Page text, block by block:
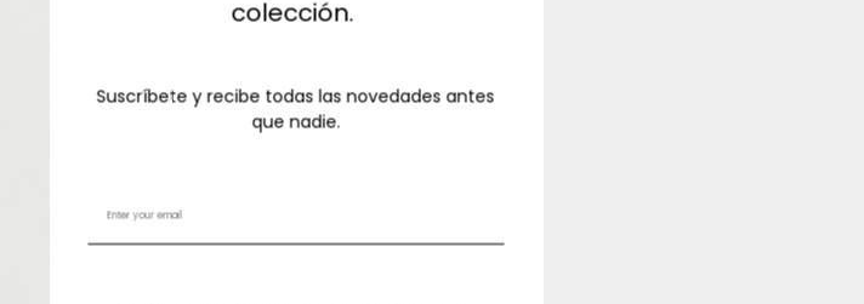
colección.
Suscríbete y recibe todas las novedades antes
que nadie.